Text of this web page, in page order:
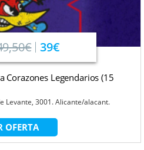
39€
Corazones Legendarios (15
Levante, 3001. Alicante/alacant.
OFERTA